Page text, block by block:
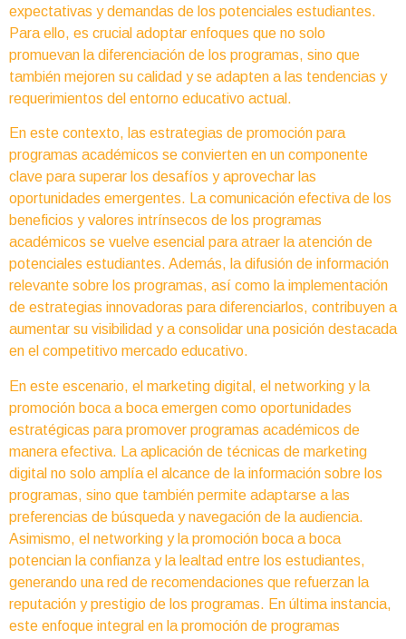
expectativas y demandas de los potenciales estudiantes.
Para ello, es crucial adoptar enfoques que no solo
promuevan la diferenciación de los programas, sino que
también mejoren su calidad y se adapten a las tendencias y
requerimientos del entorno educativo actual.
En este contexto, las estrategias de promoción para
programas académicos se convierten en un componente
clave para superar los desafíos y aprovechar las
oportunidades emergentes. La comunicación efectiva de los
beneficios y valores intrínsecos de los programas
académicos se vuelve esencial para atraer la atención de
potenciales estudiantes. Además, la difusión de información
relevante sobre los programas, así como la implementación
de estrategias innovadoras para diferenciarlos, contribuyen a
aumentar su visibilidad y a consolidar una posición destacada
en el competitivo mercado educativo.
En este escenario, el marketing digital, el networking y la
promoción boca a boca emergen como oportunidades
estratégicas para promover programas académicos de
manera efectiva. La aplicación de técnicas de marketing
digital no solo amplía el alcance de la información sobre los
programas, sino que también permite adaptarse a las
preferencias de búsqueda y navegación de la audiencia.
Asimismo, el networking y la promoción boca a boca
potencian la confianza y la lealtad entre los estudiantes,
generando una red de recomendaciones que refuerzan la
reputación y prestigio de los programas. En última instancia,
este enfoque integral en la promoción de programas